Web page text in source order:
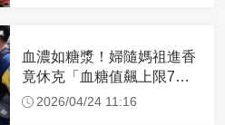
血濃如糖漿！婦隨媽祖進香
竟休克「血糖值飆上限7
倍」 醫曝原因
2026/04/24 11:16